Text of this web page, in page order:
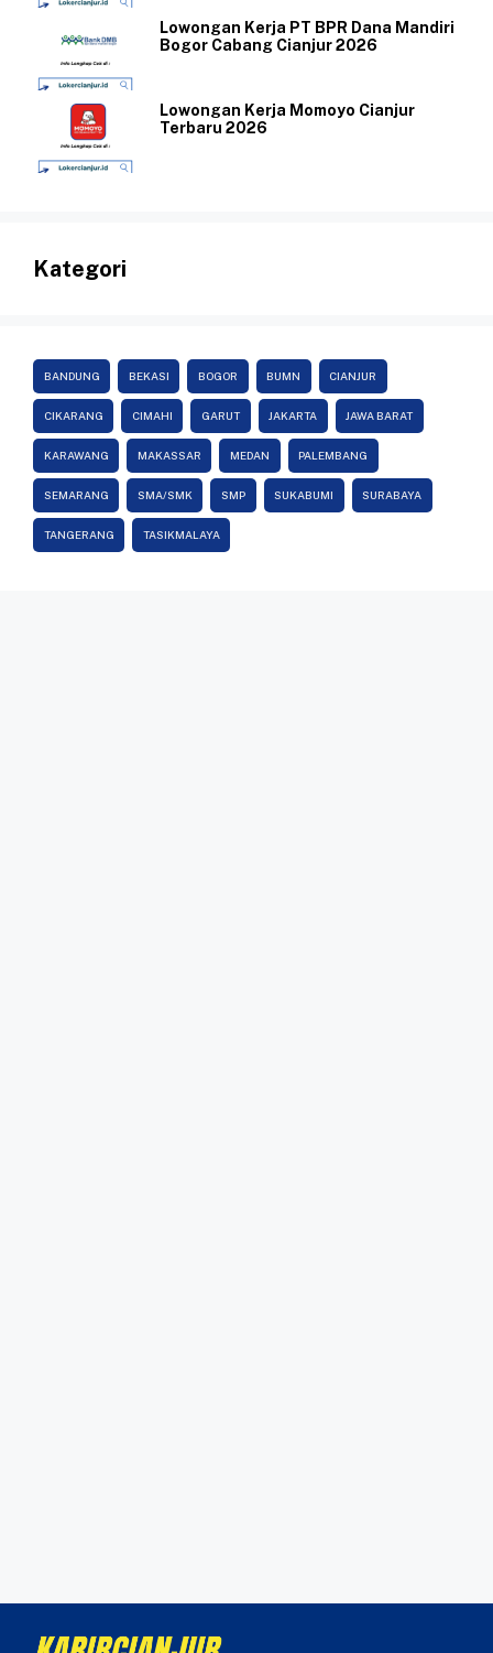
Lowongan Kerja PT BPR Dana Mandiri
Bogor Cabang Cianjur 2026
Lowongan Kerja Momoyo Cianjur
Terbaru 2026
Kategori
BANDUNG BEKASI BOGOR BUMN CIANJUR
CIKARANG CIMAHI GARUT JAKARTA JAWA BARAT
KARAWANG MAKASSAR MEDAN PALEMBANG
SEMARANG SMA/SMK SMP SUKABUMI SURABAYA
TANGERANG TASIKMALAYA